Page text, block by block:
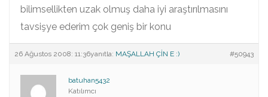
bilimsellikten uzak olmuş daha iyi araştırılmasını
tavsişye ederim çok geniş bir konu
26 Ağustos 2008: 11:36yanıtla: MAŞALLAH ÇİN E :) #50943
batuhan5432
Katılımcı